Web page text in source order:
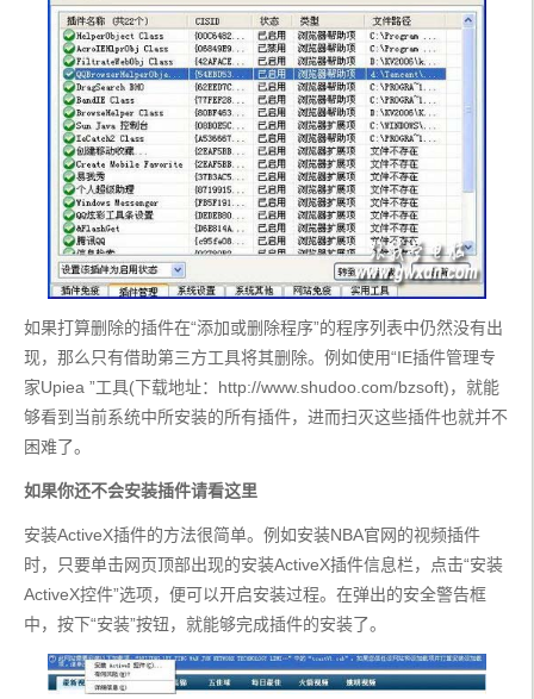
如果打算删除的插件在“添加或删除程序”的程序列表中仍然没有出
现，那么只有借助第三方工具将其删除。例如使用“IE插件管理专
家Upiea ”工具(下载地址：http://www.shudoo.com/bzsoft)，就能
够看到当前系统中所安装的所有插件，进而扫灭这些插件也就并不
困难了。
如果你还不会安装插件请看这里
安装ActiveX插件的方法很简单。例如安装NBA官网的视频插件
时，只要单击网页顶部出现的安装ActiveX插件信息栏，点击“安装
ActiveX控件”选项，便可以开启安装过程。在弹出的安全警告框
中，按下“安装”按钮，就能够完成插件的安装了。